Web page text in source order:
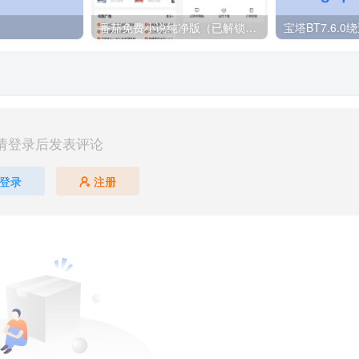
番茄免费小说纯净版（已解锁VIP）
登录后发表评论
登录 注册